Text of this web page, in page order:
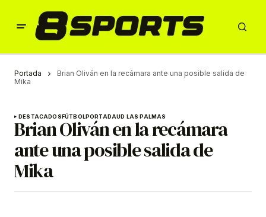
Portada
Brian Oliván en la recámara ante una posible salida de
Mika
DESTACADOSFÚTBOLPORTADAUD LAS PALMAS
Brian Oliván en la recámara
ante una posible salida de
Mika